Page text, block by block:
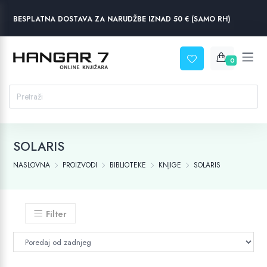
BESPLATNA DOSTAVA ZA NARUDŽBE IZNAD 50 € (SAMO RH)
0
SOLARIS
NASLOVNA PROIZVODI BIBLIOTEKE KNJIGE SOLARIS
Filter